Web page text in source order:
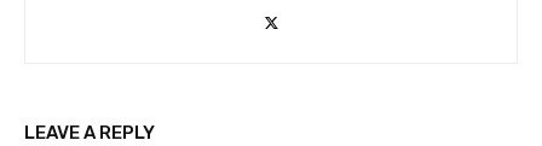
LEAVE A REPLY